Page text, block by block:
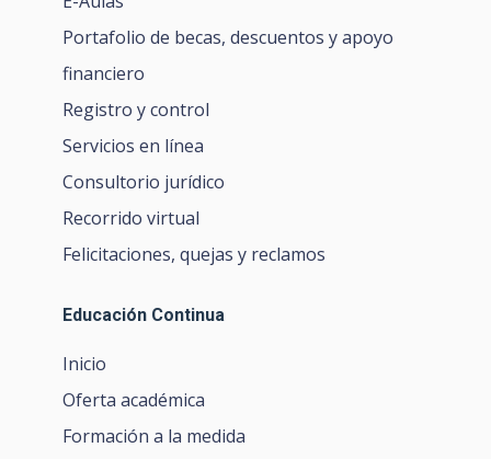
Portafolio de becas, descuentos y apoyo
financiero
Registro y control
Servicios en línea
Consultorio jurídico
Recorrido virtual
Felicitaciones, quejas y reclamos
Educación Continua
Inicio
Oferta académica
Formación a la medida